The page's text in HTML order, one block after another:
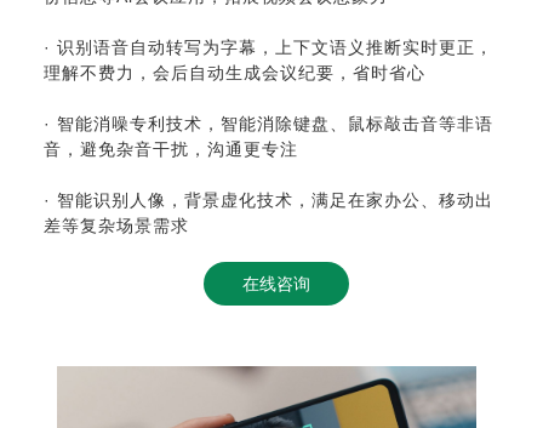
· 识别语音自动转写为字幕，上下文语义推断实时更正，
理解不费力，会后自动生成会议纪要，省时省心
· 智能消噪专利技术 ，智能消除键盘、鼠标敲击音等非语
音，避免杂音干扰，沟通更专注
· 智能识别人像，背景虚化技术，满足在家办公、移动出
差等复杂场景需求
在线咨询